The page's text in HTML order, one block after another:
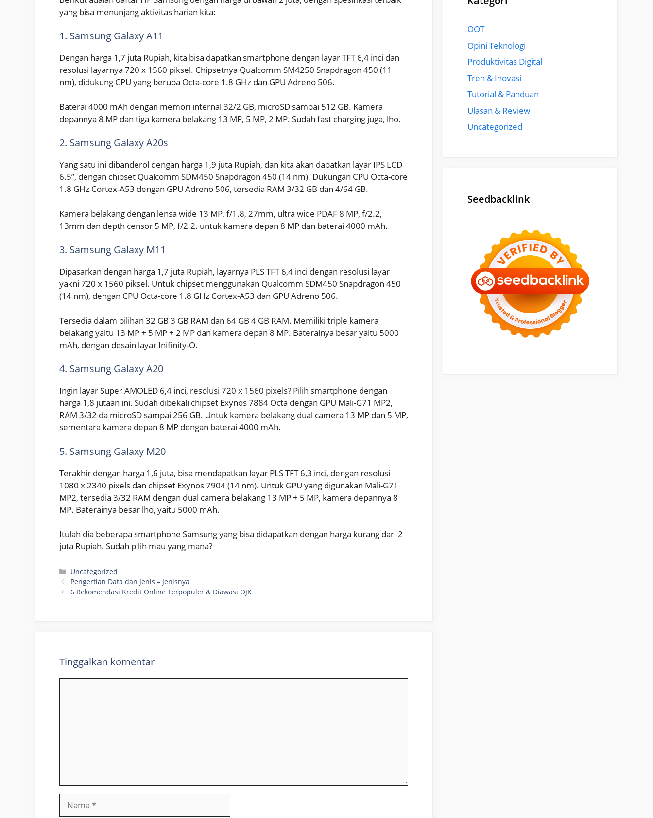
yang bisa menunjang aktivitas harian kita:
1. Samsung Galaxy A11
Dengan harga 1,7 juta Rupiah, kita bisa dapatkan smartphone dengan layar TFT 6,4 inci dan
resolusi layarnya 720 x 1560 piksel. Chipsetnya Qualcomm SM4250 Snapdragon 450 (11
nm), didukung CPU yang berupa Octa-core 1.8 GHz dan GPU Adreno 506.
Baterai 4000 mAh dengan memori internal 32/2 GB, microSD sampai 512 GB. Kamera
depannya 8 MP dan tiga kamera belakang 13 MP, 5 MP, 2 MP. Sudah fast charging juga, lho.
2. Samsung Galaxy A20s
Yang satu ini dibanderol dengan harga 1,9 juta Rupiah, dan kita akan dapatkan layar IPS LCD
6.5”, dengan chipset Qualcomm SDM450 Snapdragon 450 (14 nm). Dukungan CPU Octa-core
1.8 GHz Cortex-A53 dengan GPU Adreno 506, tersedia RAM 3/32 GB dan 4/64 GB.
Kamera belakang dengan lensa wide 13 MP, f/1.8, 27mm, ultra wide PDAF 8 MP, f/2.2,
13mm dan depth censor 5 MP, f/2.2. untuk kamera depan 8 MP dan baterai 4000 mAh.
3. Samsung Galaxy M11
Dipasarkan dengan harga 1,7 juta Rupiah, layarnya PLS TFT 6,4 inci dengan resolusi layar
yakni 720 x 1560 piksel. Untuk chipset menggunakan Qualcomm SDM450 Snapdragon 450
(14 nm), dengan CPU Octa-core 1.8 GHz Cortex-A53 dan GPU Adreno 506.
Tersedia dalam pilihan 32 GB 3 GB RAM dan 64 GB 4 GB RAM. Memiliki triple kamera
belakang yaitu 13 MP + 5 MP + 2 MP dan kamera depan 8 MP. Baterainya besar yaitu 5000
mAh, dengan desain layar Inifinity-O.
4. Samsung Galaxy A20
Ingin layar Super AMOLED 6,4 inci, resolusi 720 x 1560 pixels? Pilih smartphone dengan
harga 1,8 jutaan ini. Sudah dibekali chipset Exynos 7884 Octa dengan GPU Mali-G71 MP2,
RAM 3/32 da microSD sampai 256 GB. Untuk kamera belakang dual camera 13 MP dan 5 MP,
sementara kamera depan 8 MP dengan baterai 4000 mAh.
5. Samsung Galaxy M20
Terakhir dengan harga 1,6 juta, bisa mendapatkan layar PLS TFT 6,3 inci, dengan resolusi
1080 x 2340 pixels dan chipset Exynos 7904 (14 nm). Untuk GPU yang digunakan Mali-G71
MP2, tersedia 3/32 RAM dengan dual camera belakang 13 MP + 5 MP, kamera depannya 8
MP. Baterainya besar lho, yaitu 5000 mAh.
Itulah dia beberapa smartphone Samsung yang bisa didapatkan dengan harga kurang dari 2
juta Rupiah. Sudah pilih mau yang mana?
Kategori
Uncategorized
Pengertian Data dan Jenis – Jenisnya
6 Rekomendasi Kredit Online Terpopuler & Diawasi OJK
Tinggalkan komentar
OOT
Opini Teknologi
Produktivitas Digital
Tren & Inovasi
Tutorial & Panduan
Ulasan & Review
Uncategorized
Seedbacklink